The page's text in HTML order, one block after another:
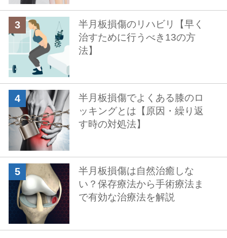
半月板損傷のリハビリ【早く
治すために行うべき13の方
法】
半月板損傷でよくある膝のロ
ッキングとは【原因・繰り返
す時の対処法】
半月板損傷は自然治癒しな
い？保存療法から手術療法ま
で有効な治療法を解説